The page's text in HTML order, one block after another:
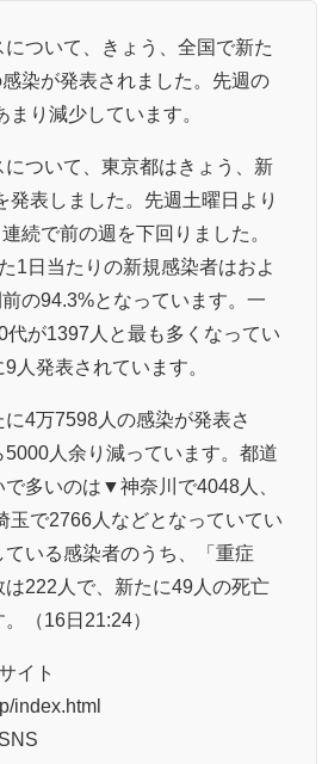
ついて、きょう、全国で新た
染が発表されました。先週の
り減少しています。
ついて、東京都はきょう、新
発表しました。先週土曜日より
続で前の週を下回りました。
1日当たりの新規感染者はおよ
の94.3%となっています。一
代が1397人と最も多くなってい
人発表されています。
4万7598人の感染が発表さ
人余り減っています。都道
で多いのは▼神奈川で4048人、
で2766人などとなっていてい
ている感染者のうち、「重症
222人で、新たに49人の死亡
（16日21:24）
イト
index.html
SNS